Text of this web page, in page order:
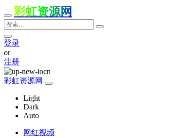
彩虹资源网
登录
or
注册
彩虹资源网
Light
Dark
Auto
网红视频